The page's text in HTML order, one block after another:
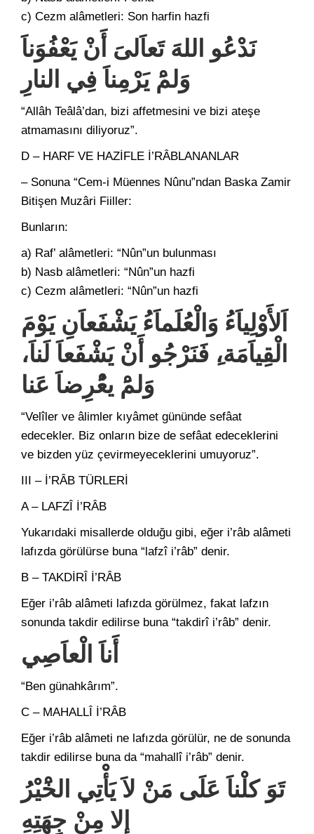
c) Cezm alâmetleri: Son harfin hazfi
نَدْعُو اللهَ تَعاَلىَ أَنْ يَعْفُوَناَ
وَلمَْ يَرْمِناَ فِي النارِ
“Allâh Teâlâ’dan, bizi affetmesini ve bizi ateşe
atmamasını diliyoruz”.
D – HARF VE HAZİFLE İ’RÂBLANANLAR
– Sonuna “Cem-i Müennes Nûnu”ndan Baska Zamir
Bitişen Muzâri Fiiller:
Bunların:
a) Raf’ alâmetleri: “Nûn”un bulunması
b) Nasb alâmetleri: “Nûn”un hazfi
c) Cezm alâmetleri: “Nûn”un hazfi
اَلأَوْلِياَءُ وَالْعُلَماَءُ يَشْفَعاَنِ يَوْمَ
الْقِياَمَة،ِ فَنَرْجُو أَنْ يَشْفَعاَ لَناَ،
وَلمَْ يعُْرِضاَ عَنا
“Velîler ve âlimler kıyâmet gününde sefâat
edecekler. Biz onların bize de sefâat edeceklerini
ve bizden yüz çevirmeyeceklerini umuyoruz”.
III – İ’RÂB TÜRLERİ
A – LAFZÎ İ’RÂB
Yukarıdaki misallerde olduğu gibi, eğer i’râb alâmeti
lafızda görülürse buna “lafzî i’râb” denir.
B – TAKDİRÎ İ’RÂB
Eğer i’râb alâmeti lafızda görülmez, fakat lafzın
sonunda takdir edilirse buna “takdirî i’râb” denir.
أَناَ الْعاَصِي
“Ben günahkârım”.
C – MAHALLÎ İ’RÂB
Eğer i’râb alâmeti ne lafızda görülür, ne de sonunda
takdir edilirse buna da “mahallî i’râb” denir.
تَوَ كلْناَ عَلَى مَنْ لاَ يَأْتِي الخَْيْرُ
إِلا مِنْ جِهَتِهِ